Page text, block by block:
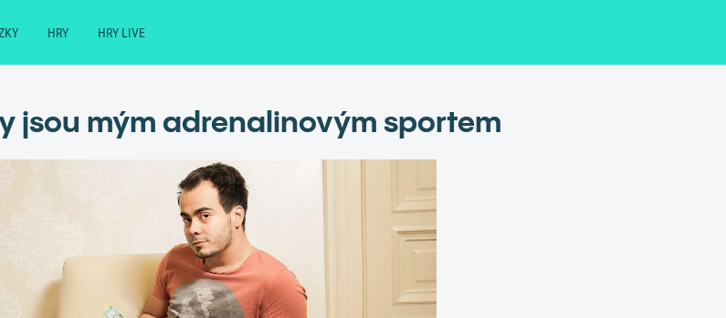
HRY HRY LIVE
jsou mým adrenalinovým sportem